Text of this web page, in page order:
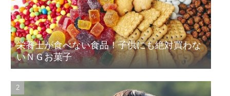
栄養士が食べない食品！子供にも絶対買わな
いＮＧお菓子